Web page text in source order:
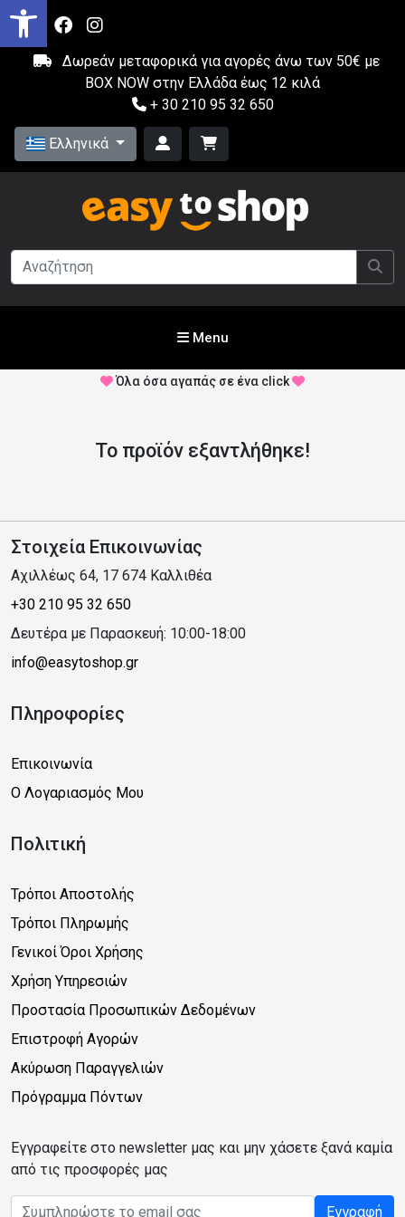
Δωρεάν μεταφορικά για αγορές άνω των 50€ με
BOX NOW στην Ελλάδα έως 12 κιλά
+ 30 210 95 32 650
Ελληνικά
Menu
Όλα όσα αγαπάς σε ένα click
Το προϊόν εξαντλήθηκε!
Στοιχεία Επικοινωνίας
Αχιλλέως 64, 17 674 Καλλιθέα
+30 210 95 32 650
Δευτέρα με Παρασκευή: 10:00-18:00
info@easytoshop.gr
Πληροφορίες
Επικοινωνία
Ο Λογαριασμός Μου
Πολιτική
Τρόποι Αποστολής
Τρόποι Πληρωμής
Γενικοί Όροι Χρήσης
Χρήση Υπηρεσιών
Προστασία Προσωπικών Δεδομένων
Επιστροφή Αγορών
Ακύρωση Παραγγελιών
Πρόγραμμα Πόντων
Εγγραφείτε στο newsletter μας και μην χάσετε ξανά καμία
από τις προσφορές μας
Email address Εγγραφή